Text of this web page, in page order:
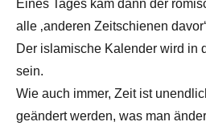
Eines Tages kam dann der
alle ‚anderen Zeitschienen
Der islamische Kalender wird in
sein.
Wie auch immer, Zeit ist
geändert werden, was man